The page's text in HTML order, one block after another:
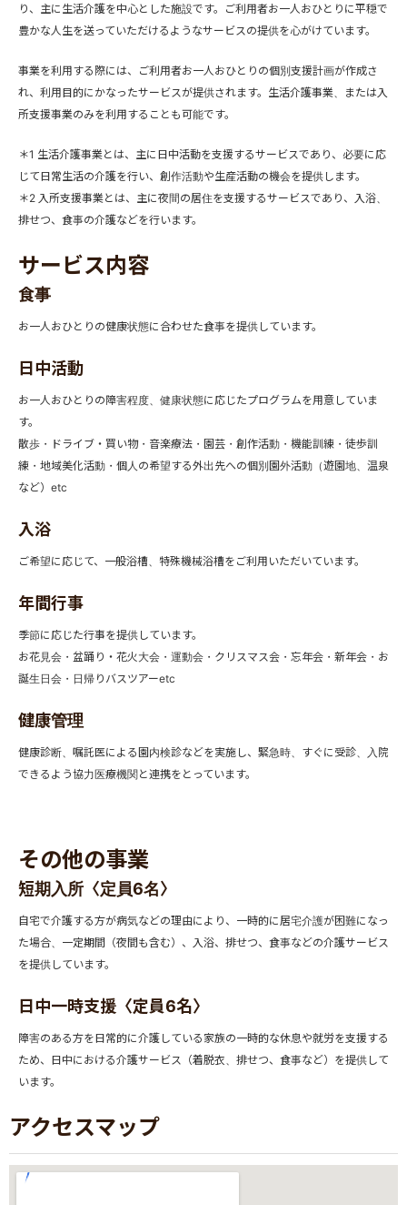
り、主に生活介護を中心とした施設です。ご利用者お一人おひとりに平穏で
豊かな人生を送っていただけるようなサービスの提供を心がけています。
事業を利用する際には、ご利用者お一人おひとりの個別支援計画が作成さ
れ、利用目的にかなったサービスが提供されます。生活介護事業、または入
所支援事業のみを利用することも可能です。
＊1 生活介護事業とは、主に日中活動を支援するサービスであり、必要に応
じて日常生活の介護を行い、創作活動や生産活動の機会を提供します。
＊2 入所支援事業とは、主に夜間の居住を支援するサービスであり、入浴、
排せつ、食事の介護などを行います。
サービス内容
食事
お一人おひとりの健康状態に合わせた食事を提供しています。
日中活動
お一人おひとりの障害程度、健康状態に応じたプログラムを用意していま
す。
散歩・ドライブ・買い物・音楽療法・園芸・創作活動・機能訓練・徒歩訓
練・地域美化活動・個人の希望する外出先への個別園外活動（遊園地、温泉
など）etc
入浴
ご希望に応じて、一般浴槽、特殊機械浴槽をご利用いただいています。
年間行事
季節に応じた行事を提供しています。
お花見会・盆踊り・花火大会・運動会・クリスマス会・忘年会・新年会・お
誕生日会・日帰りバスツアーetc
健康管理
健康診断、嘱託医による園内検診などを実施し、緊急時、すぐに受診、入院
できるよう協力医療機関と連携をとっています。
その他の事業
短期入所〈定員6名〉
自宅で介護する方が病気などの理由により、一時的に居宅介護が困難になっ
た場合、一定期間（夜間も含む）、入浴、排せつ、食事などの介護サービス
を提供しています。
日中一時支援〈定員6名〉
障害のある方を日常的に介護している家族の一時的な休息や就労を支援する
ため、日中における介護サービス（着脱衣、排せつ、食事など）を提供して
います。
アクセスマップ